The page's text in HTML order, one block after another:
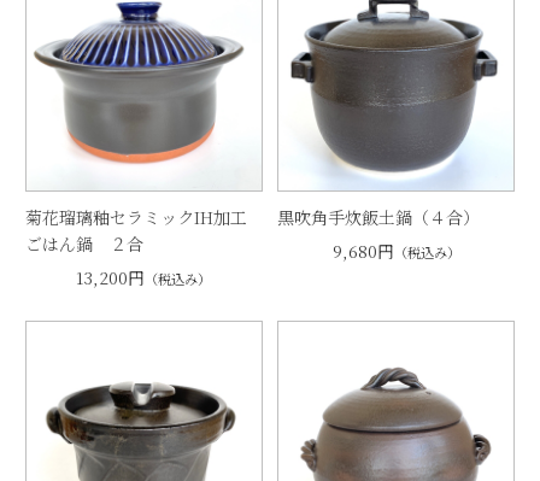
菊花瑠璃釉セラミックIH加工
ごはん鍋 ２合
13,200円 （税込み）
黒吹角手炊飯土鍋（４合）
9,680円 （税込み）